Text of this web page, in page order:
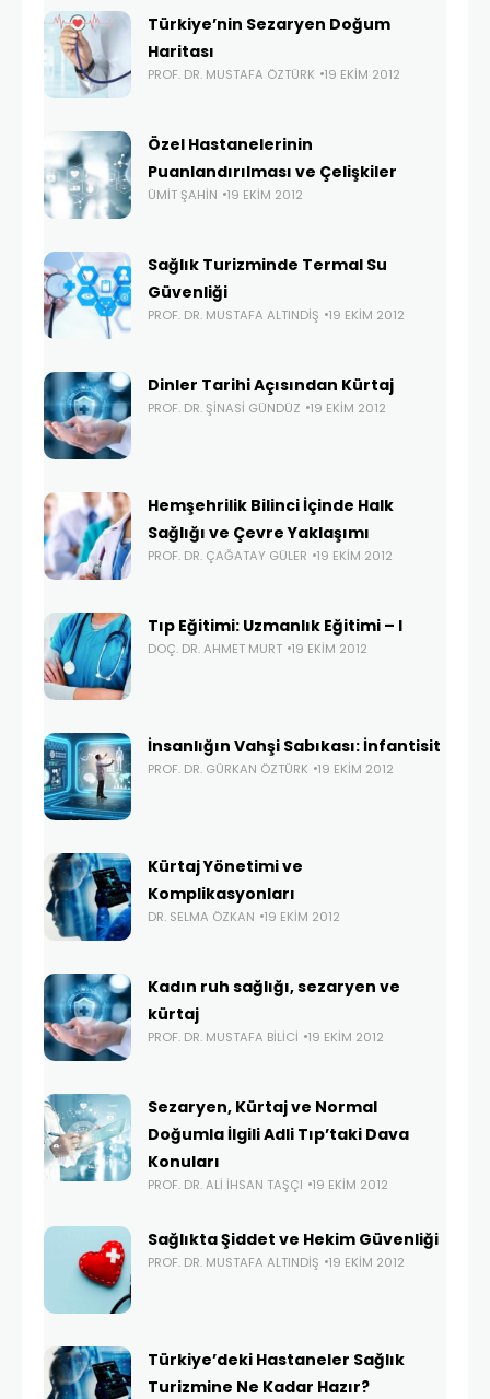
Türkiye’nin Sezaryen Doğum
Haritası
PROF. DR. MUSTAFA ÖZTÜRK 19 EKIM 2012
Özel Hastanelerinin
Puanlandırılması ve Çelişkiler
ÜMIT ŞAHIN 19 EKIM 2012
Sağlık Turizminde Termal Su
Güvenliği
PROF. DR. MUSTAFA ALTINDIŞ 19 EKIM 2012
Dinler Tarihi Açısından Kürtaj
PROF. DR. ŞINASI GÜNDÜZ 19 EKIM 2012
Hemşehrilik Bilinci İçinde Halk
Sağlığı ve Çevre Yaklaşımı
PROF. DR. ÇAĞATAY GÜLER 19 EKIM 2012
Tıp Eğitimi: Uzmanlık Eğitimi – I
DOÇ. DR. AHMET MURT 19 EKIM 2012
İnsanlığın Vahşi Sabıkası: İnfantisit
PROF. DR. GÜRKAN ÖZTÜRK 19 EKIM 2012
Kürtaj Yönetimi ve
Komplikasyonları
DR. SELMA ÖZKAN 19 EKIM 2012
Kadın ruh sağlığı, sezaryen ve
kürtaj
PROF. DR. MUSTAFA BILICI 19 EKIM 2012
Sezaryen, Kürtaj ve Normal
Doğumla İlgili Adli Tıp’taki Dava
Konuları
PROF. DR. ALI İHSAN TAŞÇI 19 EKIM 2012
Sağlıkta Şiddet ve Hekim Güvenliği
PROF. DR. MUSTAFA ALTINDIŞ 19 EKIM 2012
Türkiye’deki Hastaneler Sağlık
Turizmine Ne Kadar Hazır?